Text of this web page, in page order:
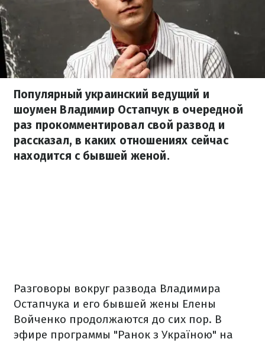
Популярный украинский ведущий и
шоумен Владимир Остапчук в очередной
раз прокомментировал свой развод и
рассказал, в каких отношениях сейчас
находится с бывшей женой.
Разговоры вокруг развода Владимира
Остапчука и его бывшей жены Елены
Войченко продолжаются до сих пор. В
эфире программы "Ранок з Україною" на